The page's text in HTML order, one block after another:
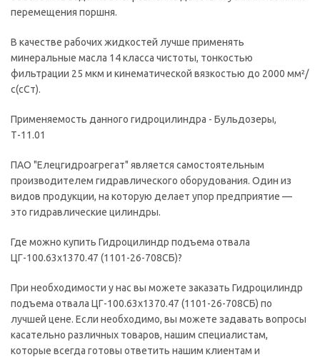
перемещения поршня.
В качестве рабочих жидкостей лучше применять
минеральные масла 14 класса чистоты, тонкостью
фильтрации 25 мкм и кинематической вязкостью до 2000 мм²/
с(сСт).
Применяемость данного гидроцилиндра - Бульдозеры,
Т-11.01
ПАО "Елецгидроагрегат" является самостоятельным
производителем гидравлического оборудования. Один из
видов продукции, на которую делает упор предприятие —
это гидравлические цилиндры.
Где можно купить Гидроцилиндр подъема отвала
ЦГ-100.63х1370.47 (1101-26-708СБ)?
При необходимости у нас вы можете заказать Гидроцилиндр
подъема отвала ЦГ-100.63х1370.47 (1101-26-708СБ) по
лучшей цене. Если необходимо, вы можете задавать вопросы
касательно различных товаров, нашим специалистам,
которые всегда готовы ответить нашим клиентам и